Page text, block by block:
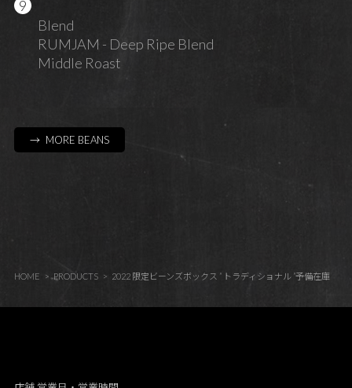
Blend
RUMJAM - Deep Ripe Blend
Middle Roast
→ MORE BEANS
HOME PRODUCTS 2022 限定ビーンズボックス ” トラディショナル ”予備在庫